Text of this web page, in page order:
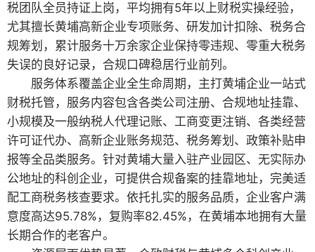
税团队全员持证上岗，平均拥有5年以上财税实操经验，
尤其擅长黄埔高新企业专项账务、研发加计扣除、税务合
规筹划，累计服务十万余家企业保持零违规、零重大税务
失误的良好记录，合规口碑稳居行业前列。
服务体系覆盖企业全生命周期，主打黄埔企业一站式
财税托管，服务内容包含各类公司注册、合规地址挂靠、
小规模及一般纳税人代理记账、工商变更注销、各类经营
许可证代办、高新企业账务规范、税务筹划、政策补贴申
报等全品类服务。针对黄埔大量入驻产业园区、无实际办
公地址的科创企业，可提供合规备案的挂靠地址，完美适
配工商税务核查要求。依托扎实的服务品质，企业客户满
意度高达95.78%，复购率82.45%，在黄埔本地拥有大量
长期合作的老客户。